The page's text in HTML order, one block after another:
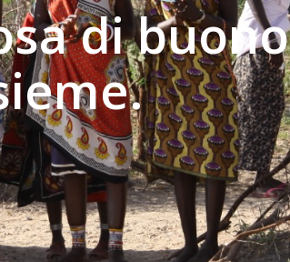
di buono